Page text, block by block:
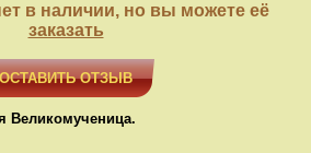
в наличии, но вы можете её
заказать
ОСТАВИТЬ ОТЗЫВ
Великомученица.